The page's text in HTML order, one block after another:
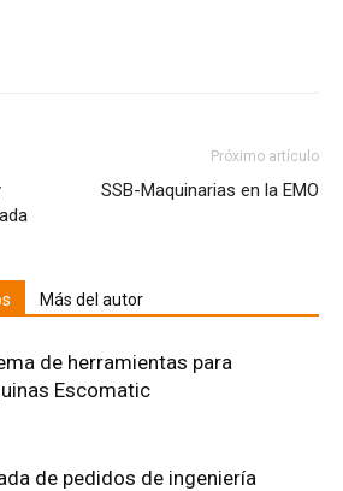
Próximo artículo
SSB-Maquinarias en la EMO
Más del autor
de herramientas para
Escomatic
de pedidos de ingeniería